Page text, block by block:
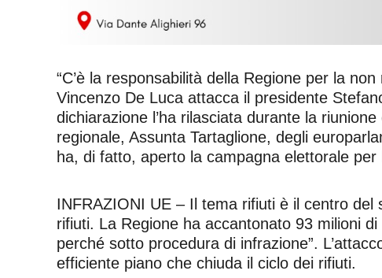
“C’è la responsabilità della Regione per la
Vincenzo De Luca attacca il presidente
dichiarazione l’ha rilasciata durante la
regionale, Assunta Tartaglione, degli
ha, di fatto, aperto la campagna elettorale per
INFRAZIONI UE – Il tema rifiuti è il centro del
rifiuti. La Regione ha accantonato 93 milioni
perché sotto procedura di infrazione”.
efficiente piano che chiuda il ciclo dei rifiuti.